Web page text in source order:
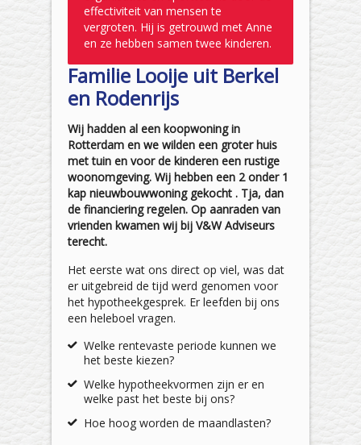
effectiviteit van mensen te
vergroten. Hij is getrouwd met Anne
en ze hebben samen twee kinderen.
Familie Looije uit Berkel
en Rodenrijs
Wij hadden al een koopwoning in
Rotterdam en we wilden een groter huis
met tuin en voor de kinderen een rustige
woonomgeving. Wij hebben een 2 onder 1
kap nieuwbouwwoning gekocht . Tja, dan
de financiering regelen. Op aanraden van
vrienden kwamen wij bij V&W Adviseurs
terecht.
Het eerste wat ons direct op viel, was dat
er uitgebreid de tijd werd genomen voor
het hypotheekgesprek. Er leefden bij ons
een heleboel vragen.
Welke rentevaste periode kunnen we
het beste kiezen?
Welke hypotheekvormen zijn er en
welke past het beste bij ons?
Hoe hoog worden de maandlasten?